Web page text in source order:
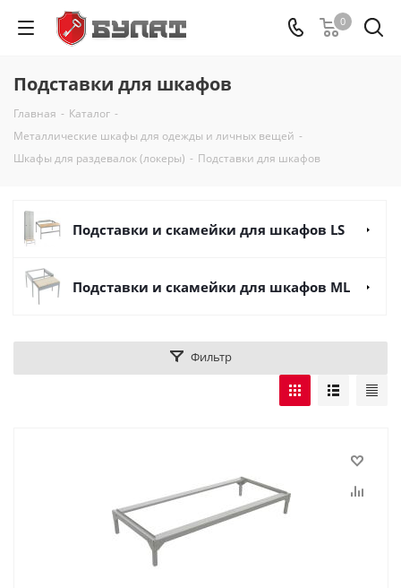
0
Подставки для шкафов
Главная - Каталог -
Металлические шкафы для одежды и личных вещей -
Шкафы для раздевалок (локеры) - Подставки для шкафов
Подставки и скамейки для шкафов LS
Подставки и скамейки для шкафов ML
Фильтр